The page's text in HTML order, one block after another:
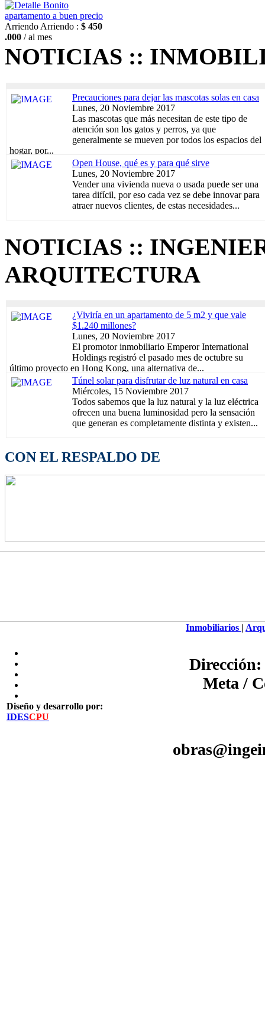
Bonito
apartamento a buen precio
Arriendo Arriendo : $ 450
.000 / al mes
NOTICIAS ::
Precauciones para dejar las mascotas solas en casa
Lunes, 20 Noviembre 2017
Las mascotas que más necesitan de este tipo de
atención son los gatos y perros, ya que
generalmente se mueven por todos los espacios del
hogar, por...
Open House, qué es y para qué sirve
Lunes, 20 Noviembre 2017
Vender una vivienda nueva o usada puede ser una
tarea difícil, por eso cada vez se debe innovar para
atraer nuevos clientes, de estas necesidades...
NOTICIAS ::
ARQUITECTURA
¿Viviría en un apartamento de 5 m2 y que vale
$1.240 millones?
Lunes, 20 Noviembre 2017
El promotor inmobiliario Emperor International
Holdings registró el pasado mes de octubre su
último proyecto en Hong Kong, una alternativa de...
Túnel solar para disfrutar de luz natural en casa
Miércoles, 15 Noviembre 2017
Todos sabemos que la luz natural y la luz eléctrica
ofrecen una buena luminosidad pero la sensación
que generan es completamente distinta y existen...
CON EL RESPALDO DE
Diseño y desarrollo por:
IDESCPU
Inmobiliarios |
Dirección:
Meta /